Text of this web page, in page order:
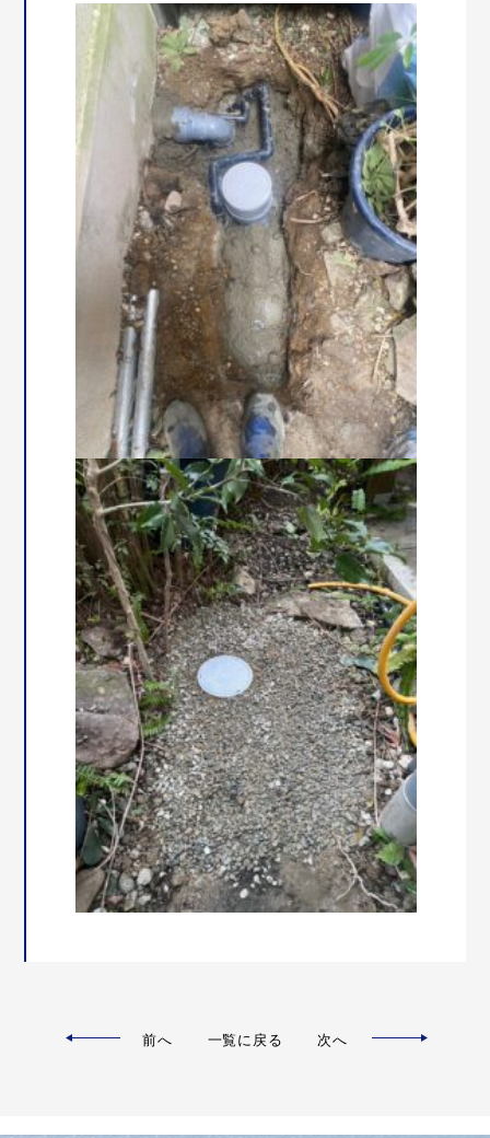
前へ 一覧に戻る 次へ